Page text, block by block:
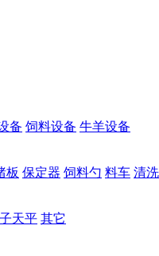
备 饲料设备 牛羊设备
板 保定器 饲料勺 料车 清
天平 其它